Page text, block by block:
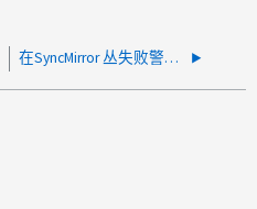
在SyncMirror 丛失败警报崩溃后、无法访问单个卷